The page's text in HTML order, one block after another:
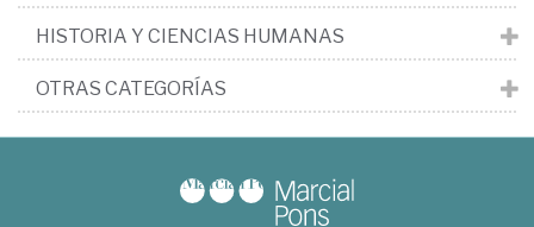
HISTORIA Y CIENCIAS HUMANAS
OTRAS CATEGORÍAS